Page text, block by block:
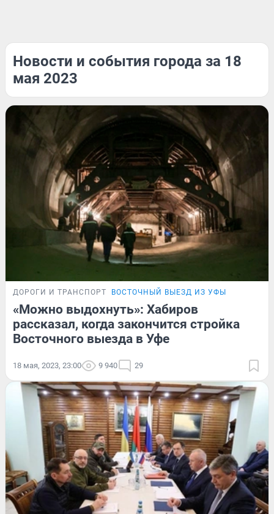
Новости и события города за 18
мая 2023
ДОРОГИ И ТРАНСПОРТ ВОСТОЧНЫЙ ВЫЕЗД ИЗ УФЫ
«Можно выдохнуть»: Хабиров
рассказал, когда закончится стройка
Восточного выезда в Уфе
18 мая, 2023, 23:00 9 940 29